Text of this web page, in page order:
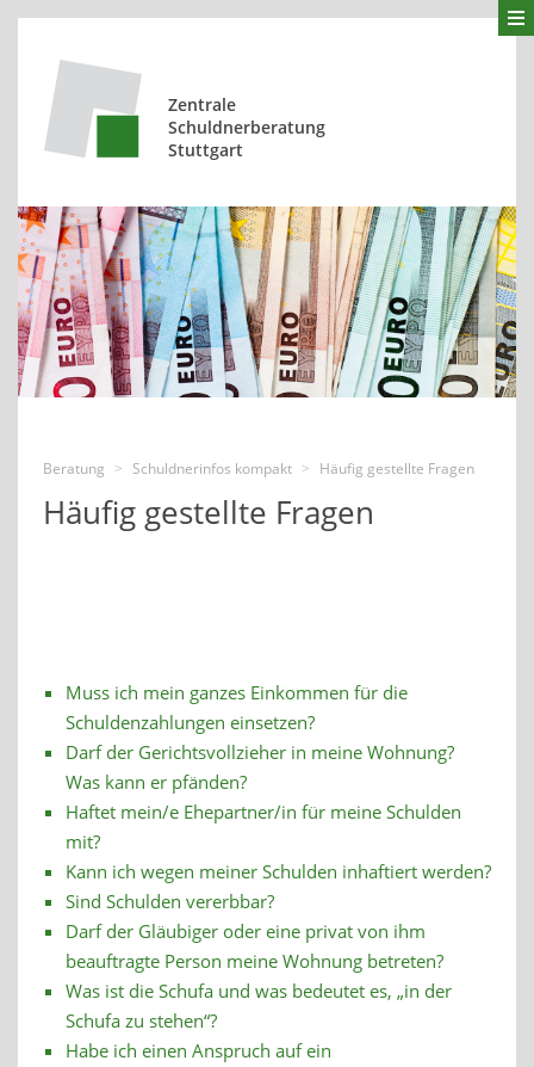
Zentrale
Schuldnerberatung
Stuttgart
Beratung > Schuldnerinfos kompakt > Häufig gestellte Fragen
Häufig gestellte Fragen
Muss ich mein ganzes Einkommen für die
Schuldenzahlungen einsetzen?
Darf der Gerichtsvollzieher in meine Wohnung?
Was kann er pfänden?
Haftet mein/e Ehepartner/in für meine Schulden
mit?
Kann ich wegen meiner Schulden inhaftiert werden?
Sind Schulden vererbbar?
Darf der Gläubiger oder eine privat von ihm
beauftragte Person meine Wohnung betreten?
Was ist die Schufa und was bedeutet es, „in der
Schufa zu stehen“?
Habe ich einen Anspruch auf ein